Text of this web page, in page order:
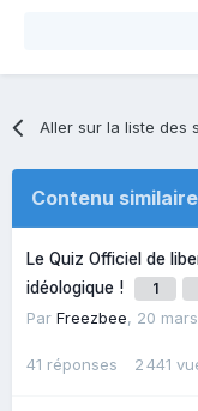
Aller sur la liste des
Contenu similaire
Le Quiz Officiel de
idéologique !
1
Par Freezbee, 20 mars
41 réponses 2 441